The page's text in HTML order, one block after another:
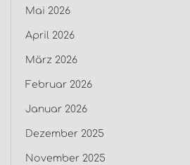
Mai 2026
April 2026
März 2026
Februar 2026
Januar 2026
Dezember 2025
November 2025